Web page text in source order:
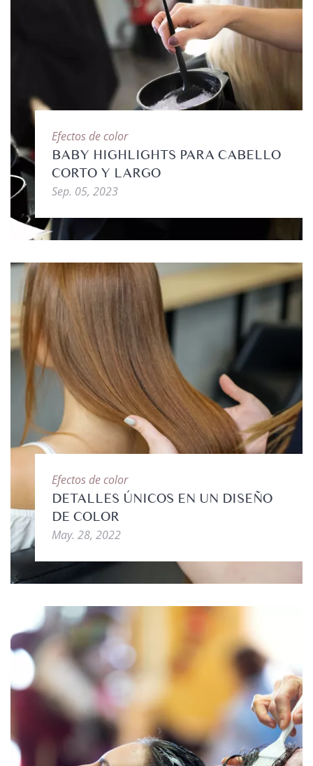
Efectos de color
BABY HIGHLIGHTS PARA CABELLO
CORTO Y LARGO
Sep. 05, 2023
Efectos de color
DETALLES ÚNICOS EN UN DISEÑO
DE COLOR
May. 28, 2022